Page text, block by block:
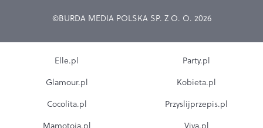
©BURDA MEDIA POLSKA SP. Z O. O. 2026
Elle.pl
Glamour.pl
Cocolita.pl
Mamotoja.pl
Party.pl
Kobieta.pl
Przyslijprzepis.pl
Viva.pl